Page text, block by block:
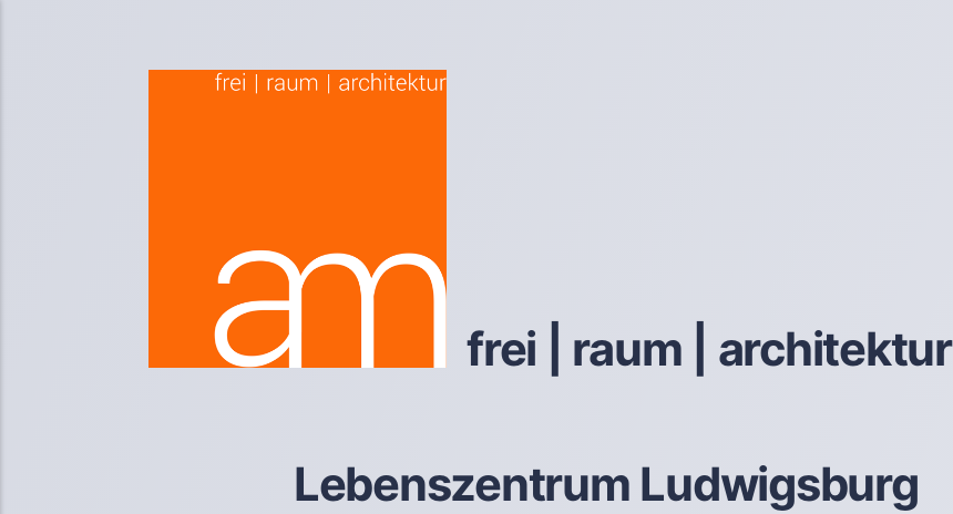
frei | raum | architektur
Lebenszentrum Ludwigsburg